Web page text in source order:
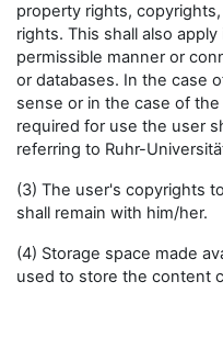
property rights,
rights. This shall also
permissible manner or
or databases. In the case
sense or in the case of
required for use the user
referring to Ruhr-
(3) The user's copyrights
shall remain with him/her.
(4) Storage space made
used to store the content